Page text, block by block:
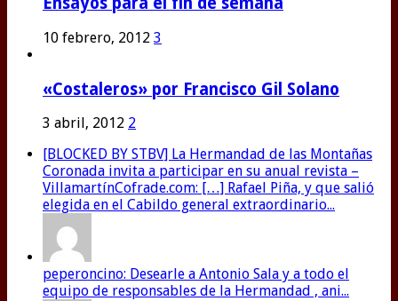
10 febrero, 2012 3
«Costaleros» por Francisco Gil Solano
3 abril, 2012 2
[BLOCKED BY STBV] La Hermandad de las Montañas
Coronada invita a participar en su anual revista –
VillamartínCofrade.com: […] Rafael Piña, y que salió
elegida en el Cabildo general extraordinario...
peperoncino: Desearle a Antonio Sala y a todo el
equipo de responsables de la Hermandad , ani...